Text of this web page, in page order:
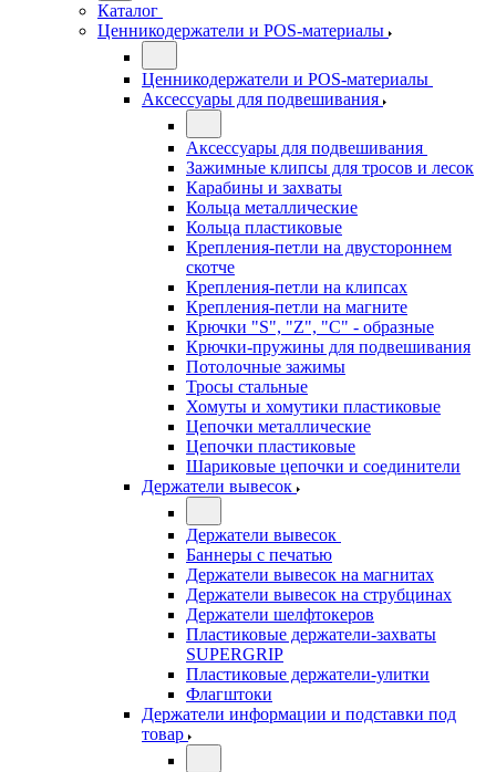
Каталог
Ценникодержатели и POS-материалы
Ценникодержатели и POS-материалы
Аксессуары для подвешивания
Аксессуары для подвешивания
Зажимные клипсы для тросов и лесок
Карабины и захваты
Кольца металлические
Кольца пластиковые
Крепления-петли на двустороннем
скотче
Крепления-петли на клипсах
Крепления-петли на магните
Крючки "S", "Z", "C" - образные
Крючки-пружины для подвешивания
Потолочные зажимы
Тросы стальные
Хомуты и хомутики пластиковые
Цепочки металлические
Цепочки пластиковые
Шариковые цепочки и соединители
Держатели вывесок
Держатели вывесок
Баннеры с печатью
Держатели вывесок на магнитах
Держатели вывесок на струбцинах
Держатели шелфтокеров
Пластиковые держатели-захваты
SUPERGRIP
Пластиковые держатели-улитки
Флагштоки
Держатели информации и подставки под
товар